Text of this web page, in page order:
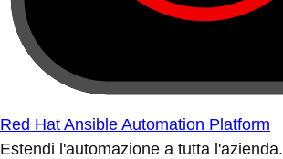
Red Hat Ansible Automation Platform
Estendi l'automazione a tutta l'azienda.